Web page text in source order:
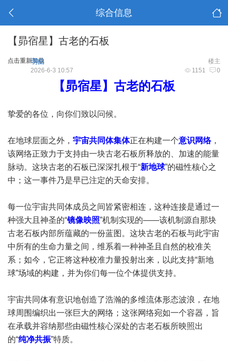
综合信息
【昴宿星】古老的石板
点击重新加载 楼主
明曲
1151 0
2026-6-3 10:57
【昴宿星】古老的石板
挚爱的各位，向你们致以问候。
在地球层面之外， 宇宙共同体集体正在构建一个意识网络，
该网络正致力于支持由一块古老石板所释放的、加速的能量
脉动。这块古老的石板已深深扎根于“新地球”的磁性核心之
中；这一事件乃是早已注定的天命安排。
每一位宇宙共同体成员之间皆​​紧密相连，这种连接是通过一
种强大且神圣的“镜像映照”机制实现的——该机制源自那块
古老石板内部所蕴藏的一份蓝图。这块古老的石板与此宇宙
中所有的生命力量之间，维系着一种神圣且自然的校准关
系；如今，它正将这种校准力量投射出来，以此支持“新地
球”场域的构建，并为你们每一位个体提供支持。
宇宙共同体有意识地创造了浩瀚的多维流体形态波浪，在地
球周围编织出一张巨大的网络；这张网络宛如一个容器，旨
在承载并容纳那些由磁性核心深处的古老石板所映照出
的“纯净共振”特质。